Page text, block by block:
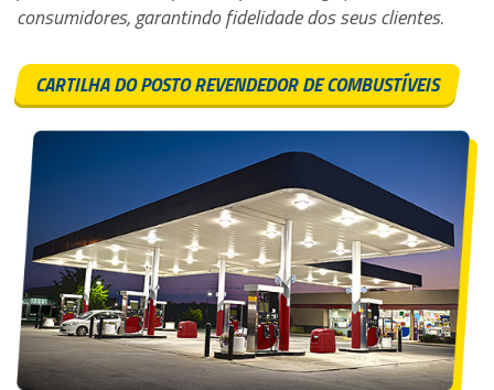
consumidores, garantindo fidelidade dos seus clientes.
CARTILHA DO POSTO REVENDEDOR DE COMBUSTÍVEIS